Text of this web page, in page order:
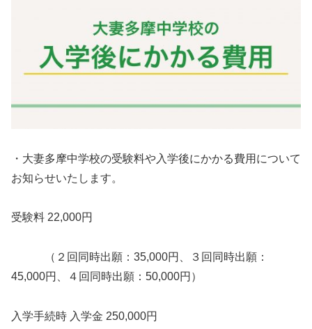
・大妻多摩中学校の受験料や入学後にかかる費用について
お知らせいたします。
受験料 22,000円
（２回同時出願：35,000円、３回同時出願：
45,000円、４回同時出願：50,000円）
入学手続時 入学金 250,000円